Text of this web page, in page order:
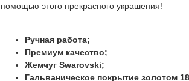
помощью этого прекрасного украшения!
Ручная работа;
Премиум качество;
Жемчуг Swarovski;
Гальваническое покрытие золотом